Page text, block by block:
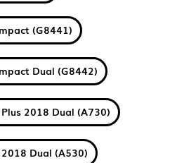
(G8441)
Dual (G8442)
2018 Dual (A730)
Dual (A530)